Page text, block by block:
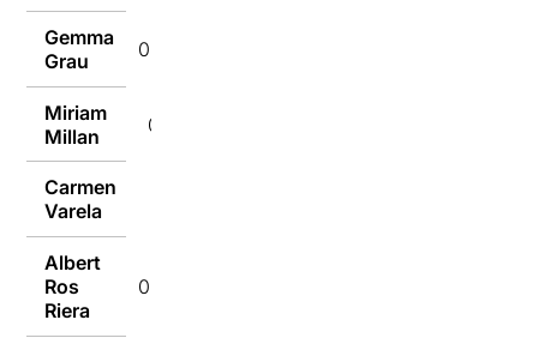
Gemma
Grau
08/09/2014
Miriam
Millan
08/09/2014
Carmen
Varela
Albert
Ros
Riera
08/09/2014